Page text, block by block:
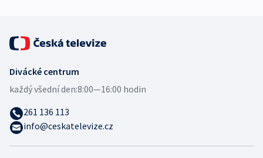
Divácké centrum
každý všední den:8:00—16:00 hodin
261 136 113
info@ceskatelevize.cz